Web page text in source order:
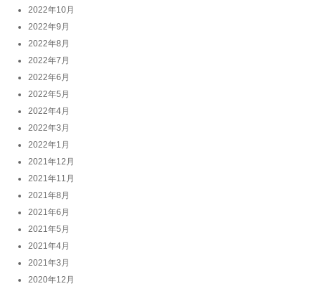
2022年10月
2022年9月
2022年8月
2022年7月
2022年6月
2022年5月
2022年4月
2022年3月
2022年1月
2021年12月
2021年11月
2021年8月
2021年6月
2021年5月
2021年4月
2021年3月
2020年12月